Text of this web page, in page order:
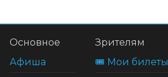
Основное
Афиша
Зрителям
🎟️ Мои билеты